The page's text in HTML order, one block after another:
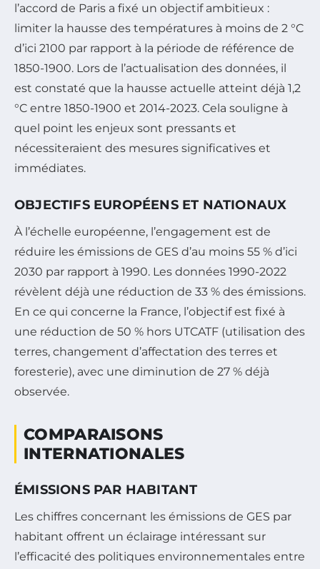
l’accord de Paris a fixé un objectif ambitieux :
limiter la hausse des températures à moins de 2 °C
d’ici 2100 par rapport à la période de référence de
1850-1900. Lors de l’actualisation des données, il
est constaté que la hausse actuelle atteint déjà 1,2
°C entre 1850-1900 et 2014-2023. Cela souligne à
quel point les enjeux sont pressants et
nécessiteraient des mesures significatives et
immédiates.
OBJECTIFS EUROPÉENS ET NATIONAUX
À l’échelle européenne, l’engagement est de
réduire les émissions de GES d’au moins 55 % d’ici
2030 par rapport à 1990. Les données 1990-2022
révèlent déjà une réduction de 33 % des émissions.
En ce qui concerne la France, l’objectif est fixé à
une réduction de 50 % hors UTCATF (utilisation des
terres, changement d’affectation des terres et
foresterie), avec une diminution de 27 % déjà
observée.
COMPARAISONS
INTERNATIONALES
ÉMISSIONS PAR HABITANT
Les chiffres concernant les émissions de GES par
habitant offrent un éclairage intéressant sur
l’efficacité des politiques environnementales entre